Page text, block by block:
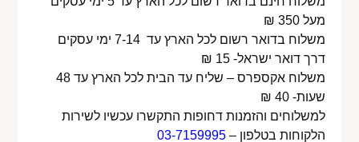
מעל 350 ₪
משלוח בדואר רשום לכל הארץ עד 7-14 ימי עסקים
דרך דואר ישראל- 15 ₪
משלוח אקספרס – שליח עד הבית לכל הארץ עד 48
שעות- 40 ₪
למשלוחים והזמנות דחופות התקשרו עכשיו לשירות
הלקוחות בטלפון –03-7159995